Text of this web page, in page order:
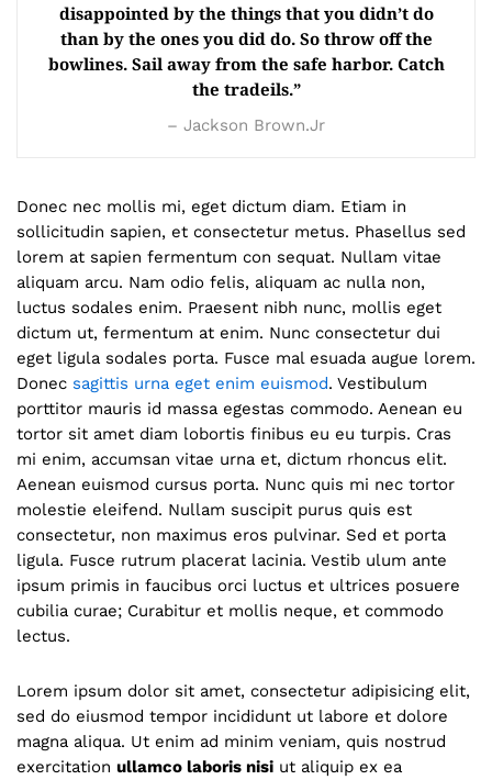
disappointed by the things that you didn’t do
than by the ones you did do. So throw off the
bowlines. Sail away from the safe harbor. Catch
the tradeils.”
– Jackson Brown.Jr
Donec nec mollis mi, eget dictum diam. Etiam in
sollicitudin sapien, et consectetur metus. Phasellus sed
lorem at sapien fermentum con sequat. Nullam vitae
aliquam arcu. Nam odio felis, aliquam ac nulla non,
luctus sodales enim. Praesent nibh nunc, mollis eget
dictum ut, fermentum at enim. Nunc consectetur dui
eget ligula sodales porta. Fusce mal esuada augue lorem.
Donec sagittis urna eget enim euismod. Vestibulum
porttitor mauris id massa egestas commodo. Aenean eu
tortor sit amet diam lobortis finibus eu eu turpis. Cras
mi enim, accumsan vitae urna et, dictum rhoncus elit.
Aenean euismod cursus porta. Nunc quis mi nec tortor
molestie eleifend. Nullam suscipit purus quis est
consectetur, non maximus eros pulvinar. Sed et porta
ligula. Fusce rutrum placerat lacinia. Vestib ulum ante
ipsum primis in faucibus orci luctus et ultrices posuere
cubilia curae; Curabitur et mollis neque, et commodo
lectus.
Lorem ipsum dolor sit amet, consectetur adipisicing elit,
sed do eiusmod tempor incididunt ut labore et dolore
magna aliqua. Ut enim ad minim veniam, quis nostrud
exercitation ullamco laboris nisi ut aliquip ex ea